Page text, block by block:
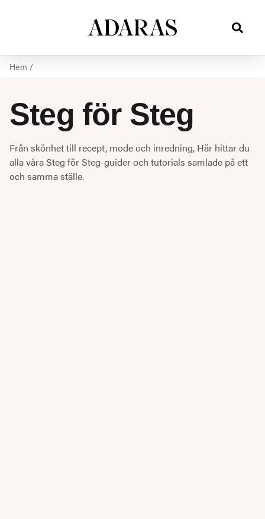
Hem /
Steg för Steg
Från skönhet till recept, mode och inredning, Här hittar du
alla våra Steg för Steg-guider och tutorials samlade på ett
och samma ställe.